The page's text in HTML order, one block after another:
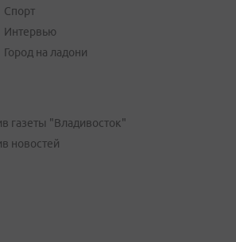
Спорт
Интервью
Город на ладони
газеты "Владивосток"
новостей